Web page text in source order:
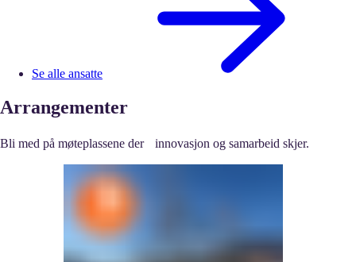
Se alle ansatte
Arrangementer
Bli med på møteplassene der innovasjon og samarbeid skjer.